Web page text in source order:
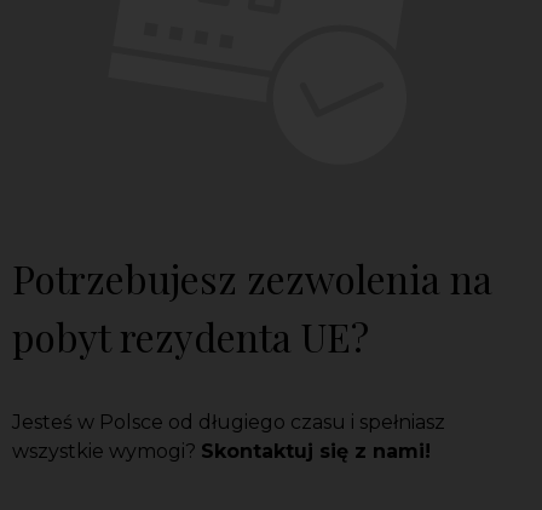
Potrzebujesz zezwolenia na
pobyt rezydenta UE?
Jesteś w Polsce od długiego czasu i spełniasz
wszystkie wymogi? Skontaktuj się z nami!